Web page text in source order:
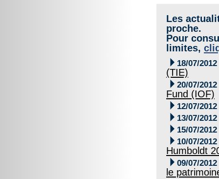
Les
proche.
Pour
limites,
 18/07/2012
(TIE)
 20/07/2012
Fund (IOF)
 12/07/2012
 13/07/2012
 15/07/2012
 10/07/2012
Humboldt
 09/07/2012
le